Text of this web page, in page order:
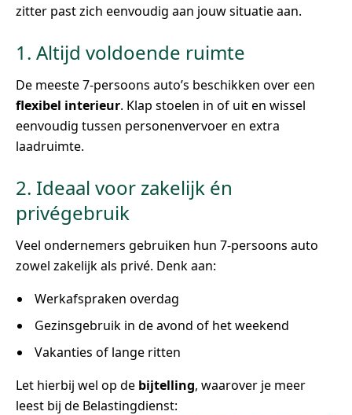
zitter past zich eenvoudig aan jouw situatie aan.
1. Altijd voldoende ruimte
De meeste 7-persoons auto’s beschikken over een
flexibel interieur. Klap stoelen in of uit en wissel
eenvoudig tussen personenvervoer en extra
laadruimte.
2. Ideaal voor zakelijk én
privégebruik
Veel ondernemers gebruiken hun 7-persoons auto
zowel zakelijk als privé. Denk aan:
Werkafspraken overdag
Gezinsgebruik in de avond of het weekend
Vakanties of lange ritten
Let hierbij wel op de bijtelling, waarover je meer
leest bij de Belastingdienst: